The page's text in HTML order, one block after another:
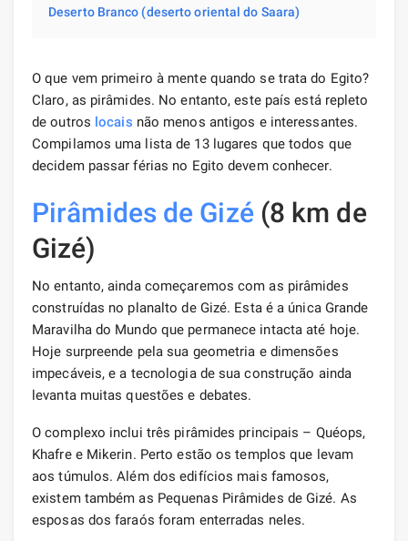
Deserto Branco (deserto oriental do Saara)
O que vem primeiro à mente quando se trata do Egito?
Claro, as pirâmides. No entanto, este país está repleto
de outros locais não menos antigos e interessantes.
Compilamos uma lista de 13 lugares que todos que
decidem passar férias no Egito devem conhecer.
Pirâmides de Gizé(8 km de
Gizé)
No entanto, ainda começaremos com as pirâmides
construídas no planalto de Gizé. Esta é a única Grande
Maravilha do Mundo que permanece intacta até hoje.
Hoje surpreende pela sua geometria e dimensões
impecáveis, e a tecnologia de sua construção ainda
levanta muitas questões e debates.
O complexo inclui três pirâmides principais – Quéops,
Khafre e Mikerin. Perto estão os templos que levam
aos túmulos. Além dos edifícios mais famosos,
existem também as Pequenas Pirâmides de Gizé. As
esposas dos faraós foram enterradas neles.